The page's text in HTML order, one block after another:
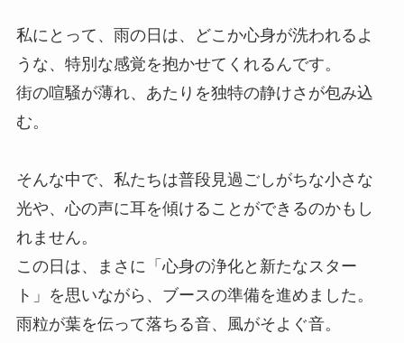
私にとって、雨の日は、どこか心身が洗われるよ
うな、特別な感覚を抱かせてくれるんです。
街の喧騒が薄れ、あたりを独特の静けさが包み込
む。
そんな中で、私たちは普段見過ごしがちな小さな
光や、心の声に耳を傾けることができるのかもし
れません。
この日は、まさに「心身の浄化と新たなスター
ト」を思いながら、ブースの準備を進めました。
雨粒が葉を伝って落ちる音、風がそよぐ音。